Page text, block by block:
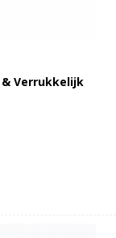
Verrukkelijk